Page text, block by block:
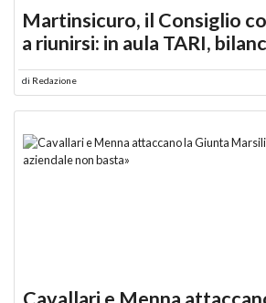
Martinsicuro, il Consiglio
a riunirsi: in aula TARI,
di Redazione
Cavallari e Menna